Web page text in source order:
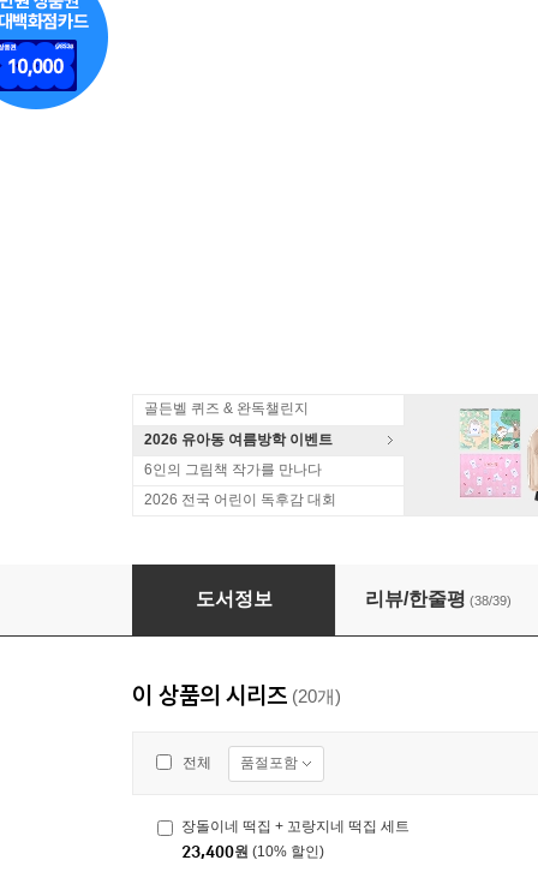
골든벨 퀴즈 & 완독챌린지
2026 유아동 여름방학 이벤트
6인의 그림책 작가를 만나다
2026 전국 어린이 독후감 대회
장돌이네 떡집 + 꼬랑지네 떡집 세트
도서정보 리뷰/한줄평 (38/39)
이 상품의 시리즈 (20개)
전체 품절포함
장돌이네 떡집 + 꼬랑지네 떡집 세트
23,400원 (10% 할인)